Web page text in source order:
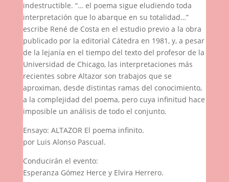
indestructible. “… el poema sigue eludiendo toda
interpretación que lo abarque en su totalidad…”
escribe René de Costa en el estudio previo a la obra
publicado por la editorial Cátedra en 1981, y, a pesar
de la lejanía en el tiempo del texto del profesor de la
Universidad de Chicago, las interpretaciones más
recientes sobre Altazor son trabajos que se
aproximan, desde distintas ramas del conocimiento,
a la complejidad del poema, pero cuya infinitud hace
imposible un análisis de todo el conjunto.
Ensayo: ALTAZOR El poema infinito.
por Luis Alonso Pascual.
Conducirán el evento:
Esperanza Gómez Herce y Elvira Herrero.